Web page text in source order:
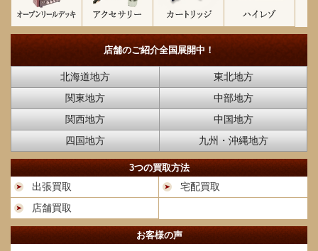
店舗のご紹介全国展開中！
北海道地方
東北地方
関東地方
中部地方
関西地方
中国地方
四国地方
九州・沖縄地方
3つの買取方法
出張買取
宅配買取
店舗買取
お客様の声